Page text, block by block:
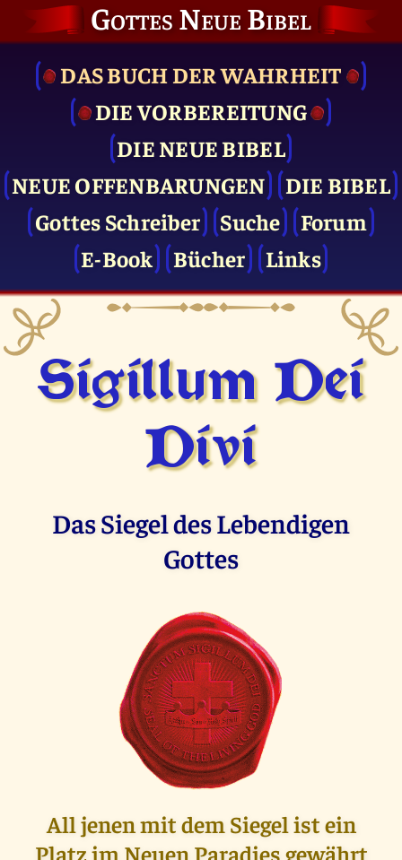
Gottes Neue Bibel
DAS BUCH DER WAHRHEIT
DIE VOR­BEREITUNG
DIE NEUE BIBEL
NEUE OFFENBARUNGEN
DIE BIBEL
Gottes Schreiber
Suche
Forum
E-Book
Bücher Links
Sigillum Dei
Divi
Das Siegel des Lebendigen
Gottes
All jenen mit dem Siegel ist ein
Platz im Neuen Paradies gewährt